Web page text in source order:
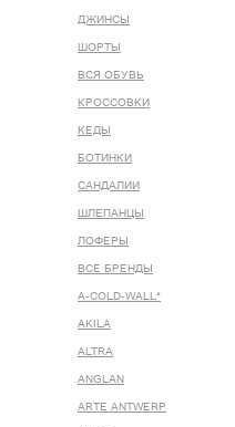
ДЖИНСЫ
ШОРТЫ
ВСЯ ОБУВЬ
КРОССОВКИ
КЕДЫ
БОТИНКИ
САНДАЛИИ
ШЛЕПАНЦЫ
ЛОФЕРЫ
ВСЕ БРЕНДЫ
A-COLD-WALL*
AKILA
ALTRA
ANGLAN
ARTE ANTWERP